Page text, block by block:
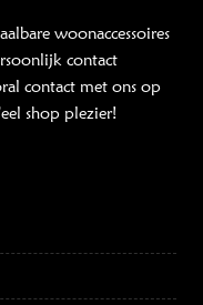
woonaccessoires
contact
contact met ons op
shop plezier!